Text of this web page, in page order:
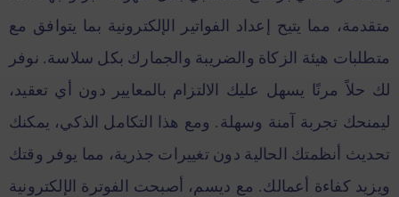
متقدمة، مما يتيح إعداد الفواتير الإلكترونية بما يتوافق مع
متطلبات هيئة الزكاة والضريبة والجمارك بكل سلاسة. نوفر
لك حلاً مرنًا يسهل عليك الالتزام بالمعايير دون أي تعقيد،
ليمنحك تجربة آمنة وسهلة. ومع هذا التكامل الذكي، يمكنك
تحديث أنظمتك الحالية دون تغييرات جذرية، مما يوفر وقتك
ويزيد كفاءة أعمالك. مع ديسم، أصبحت الفوترة الإلكترونية